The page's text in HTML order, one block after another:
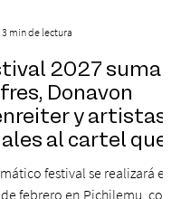
2027 suma a
Donavon
y artistas
al cartel que
Jack Johnson
festival se realizará el
febrero en Pichilemu, con un
3 min de lectura